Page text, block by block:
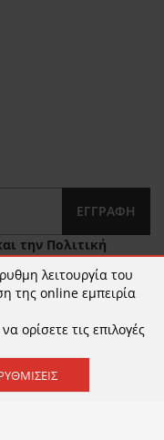
ΕΓΓΡΑΦΉ
την Πολιτική
λειτουργία του
της online εμπειρία
ορίσετε τις επιλογές